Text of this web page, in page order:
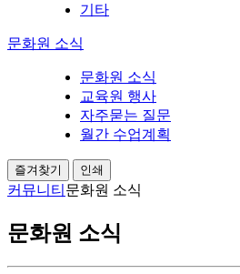
기타
문화원 소식
문화원 소식
교육원 행사
자주묻는 질문
월간 수업계획
즐겨찾기 인쇄
커뮤니티 문화원 소식
문화원 소식